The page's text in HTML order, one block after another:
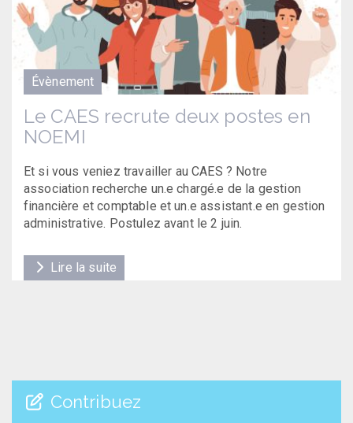
Évènement
Le CAES recrute deux postes en
NOEMI
Et si vous veniez travailler au CAES ? Notre
association recherche un.e chargé.e de la gestion
financière et comptable et un.e assistant.e en gestion
administrative. Postulez avant le 2 juin.
Lire la suite
Contribuez